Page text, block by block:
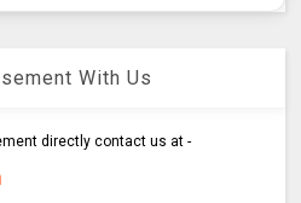
With Us
directly contact us at -